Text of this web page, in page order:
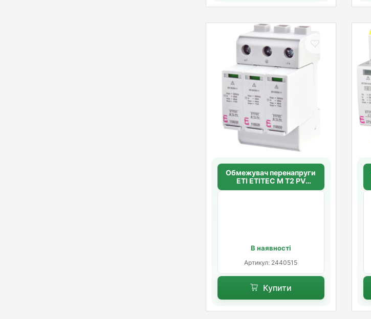
Обмежувач перенапруги
ETI ETITEC M T2 PV
1100/20 Y (для PV
В наявності
Артикул: 2440515
Купити